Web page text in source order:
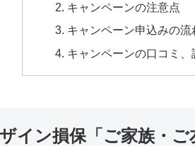
キャンペーンの注意点
キャンペーン申込みの流
キャンペーンの口コミ、
イン損保「ご家族・